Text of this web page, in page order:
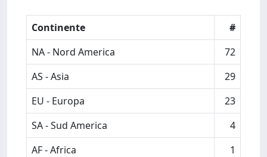
Continente
#
NA - Nord America
72
AS - Asia
29
EU - Europa
23
SA - Sud America
4
AF - Africa
1